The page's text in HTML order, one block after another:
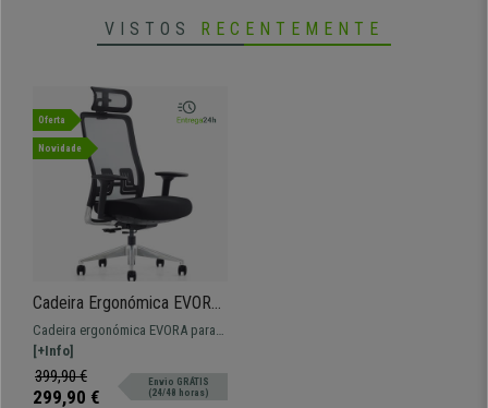
VISTOS RECENTEMENTE
Oferta
Novidade
Cadeira Ergonómica EVORA,
Apoia Cabeças, em Tecido e
Malha Respirável, em Preto
Cadeira ergonómica EVORA para
uso intensivo profissional de 8h.
Design original e inovador. Com
apoia cabeças e apoio de braços
[+Info]
399,90 €
299,90 €
Envio GRÁTIS
(24/48 horas)